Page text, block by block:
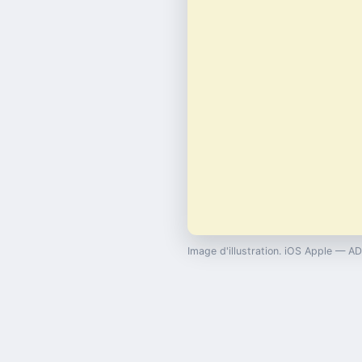
Image d'illustration. iOS Apple —